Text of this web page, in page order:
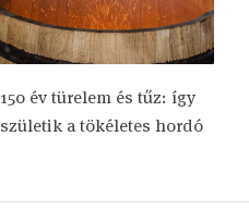
150 év türelem és tűz: így
születik a tökéletes hordó